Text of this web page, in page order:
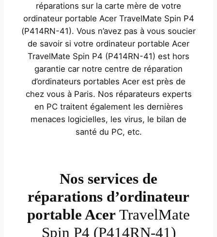
réparations sur la carte mère de votre
ordinateur portable Acer TravelMate Spin P4
(P414RN-41). Vous n’avez pas à vous soucier
de savoir si votre ordinateur portable Acer
TravelMate Spin P4 (P414RN-41) est hors
garantie car notre centre de réparation
d’ordinateurs portables Acer est près de
chez vous à Paris. Nos réparateurs experts
en PC traitent également les dernières
menaces logicielles, les virus, le bilan de
santé du PC, etc.
Nos services de
réparations d’ordinateur
portable Acer TravelMate
Spin P4 (P414RN-41)